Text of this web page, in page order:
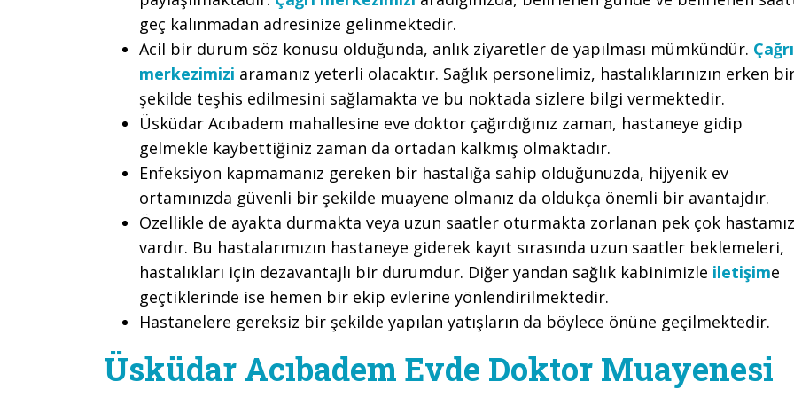
geç kalınmadan adresinize gelinmektedir.
Acil bir durum söz konusu olduğunda, anlık ziyaretler de yapılması mümkündür. Çağrı
merkezimizi aramanız yeterli olacaktır. Sağlık personelimiz, hastalıklarınızın erken
şekilde teşhis edilmesini sağlamakta ve bu noktada sizlere bilgi vermektedir.
Üsküdar Acıbadem mahallesine eve doktor çağırdığınız zaman, hastaneye gidip
gelmekle kaybettiğiniz zaman da ortadan kalkmış olmaktadır.
Enfeksiyon kapmamanız gereken bir hastalığa sahip olduğunuzda, hijyenik ev
ortamınızda güvenli bir şekilde muayene olmanız da oldukça önemli bir avantajdır.
Özellikle de ayakta durmakta veya uzun saatler oturmakta zorlanan pek çok hastamız
vardır. Bu hastalarımızın hastaneye giderek kayıt sırasında uzun saatler beklemeleri,
hastalıkları için dezavantajlı bir durumdur. Diğer yandan sağlık kabinimizle iletişime
geçtiklerinde ise hemen bir ekip evlerine yönlendirilmektedir.
Hastanelere gereksiz bir şekilde yapılan yatışların da böylece önüne geçilmektedir.
Üsküdar Acıbadem Evde Doktor Muayenesi